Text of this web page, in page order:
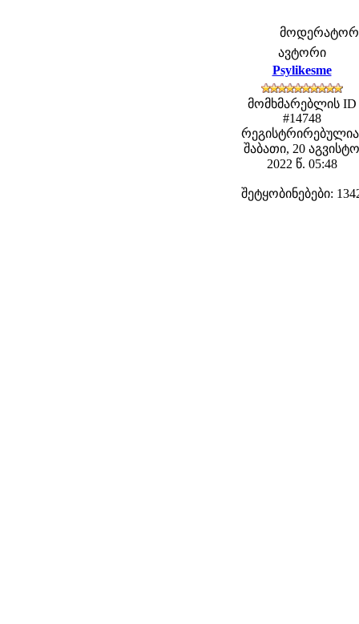
ავტორი
Psylikesme
მომხმარებლის ID
#14748
შაბათი, 20 აგვისტო
2022 წ. 05:48
შეტყობინებები: